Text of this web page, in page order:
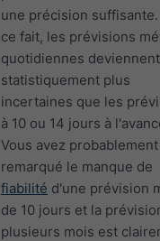
une précision
ce fait, les prévisions
quotidiennes deviennent
statistiquement plus
incertaines que les
à 10 ou 14 jours à
Vous avez probablement
remarqué le manque de
fiabilité d'une prévision
de 10 jours et la
plusieurs mois est